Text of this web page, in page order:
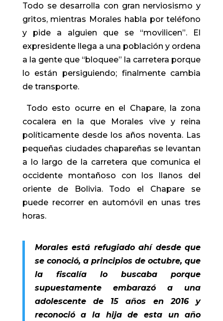
Todo se desarrolla con gran nerviosismo y
gritos, mientras Morales habla por teléfono
y pide a alguien que se “movilicen”. El
expresidente llega a una población y ordena
a la gente que “bloquee” la carretera porque
lo están persiguiendo; finalmente cambia
de transporte.
Todo esto ocurre en el Chapare, la zona
cocalera en la que Morales vive y reina
políticamente desde los años noventa. Las
pequeñas ciudades chapareñas se levantan
a lo largo de la carretera que comunica el
occidente montañoso con los llanos del
oriente de Bolivia. Todo el Chapare se
puede recorrer en automóvil en unas tres
horas.
Morales está refugiado ahí desde que
se conoció, a principios de octubre, que
la fiscalía lo buscabaporque
supuestamente embarazó a una
adolescente de 15 años en 2016y
reconoció a la hija de esta un año